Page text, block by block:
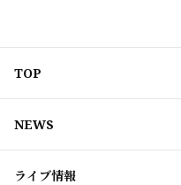
TOP
NEWS
ライブ情報